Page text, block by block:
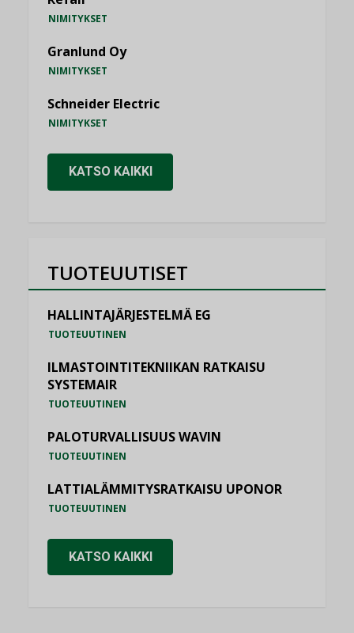
NIMITYKSET
Granlund Oy
NIMITYKSET
Schneider Electric
NIMITYKSET
KATSO KAIKKI
TUOTEUUTISET
HALLINTAJÄRJESTELMÄ EG
TUOTEUUTINEN
ILMASTOINTITEKNIIKAN RATKAISU
SYSTEMAIR
TUOTEUUTINEN
PALOTURVALLISUUS WAVIN
TUOTEUUTINEN
LATTIALÄMMITYSRATKAISU UPONOR
TUOTEUUTINEN
KATSO KAIKKI